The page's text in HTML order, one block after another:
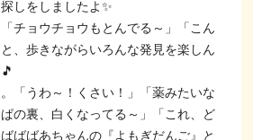
しをしましたよ✨
チョウチョウもとんでる～」「こん
、歩きながらいろんな発見を楽しん
「うわ～！くさい！」「薬みたいな
の裏、白くなってる～」「これ、ど
ばばあちゃんの『よもぎだんご』と